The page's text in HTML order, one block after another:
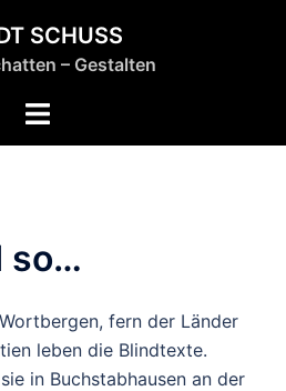
SCHUSS
– Gestalten
Menü
so…
fern der Länder
leben die Blindtexte.
in Buchstabhausen an der